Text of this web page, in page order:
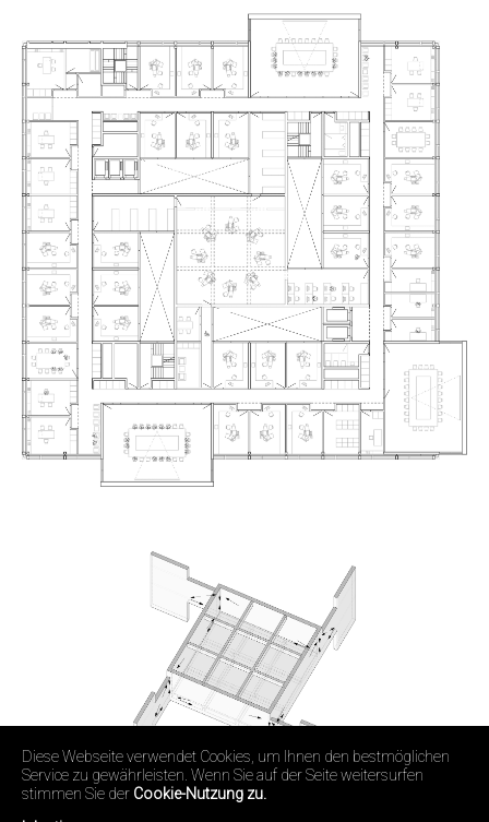
Diese Webseite verwendet Cookies, um Ihnen den bestmöglichen
Service zu gewährleisten. Wenn Sie auf der Seite weitersurfen
stimmen Sie der Cookie-Nutzung zu.